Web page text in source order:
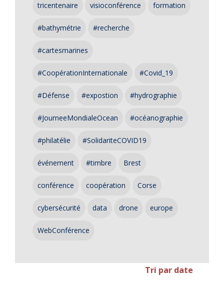
tricentenaire visioconférence formation
#bathymétrie #recherche
#cartesmarines
#CoopérationInternationale #Covid_19
#Défense #expostion #hydrographie
#JourneeMondialeOcean #océanographie
#philatélie #SolidariteCOVID19
événement #timbre Brest
conférence coopération Corse
cybersécurité data drone europe
WebConférence
Tri par date